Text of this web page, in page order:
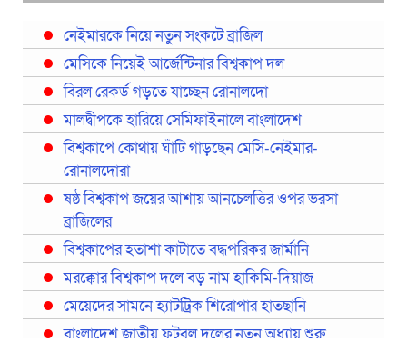
নেইমারকে নিয়ে নতুন সংকটে ব্রাজিল
মেসিকে নিয়েই আর্জেন্টিনার বিশ্বকাপ দল
বিরল রেকর্ড গড়তে যাচ্ছেন রোনালদো
মালদ্বীপকে হারিয়ে সেমিফাইনালে বাংলাদেশ
বিশ্বকাপে কোথায় ঘাঁটি গাড়ছেন মেসি-নেইমার-
রোনালদোরা
ষষ্ঠ বিশ্বকাপ জয়ের আশায় আনচেলত্তির ওপর ভরসা
ব্রাজিলের
বিশ্বকাপের হতাশা কাটাতে বদ্ধপরিকর জার্মানি
মরক্কোর বিশ্বকাপ দলে বড় নাম হাকিমি-দিয়াজ
মেয়েদের সামনে হ্যাটট্রিক শিরোপার হাতছানি
বাংলাদেশ জাতীয় ফুটবল দলের নতুন অধ্যায় শুরু